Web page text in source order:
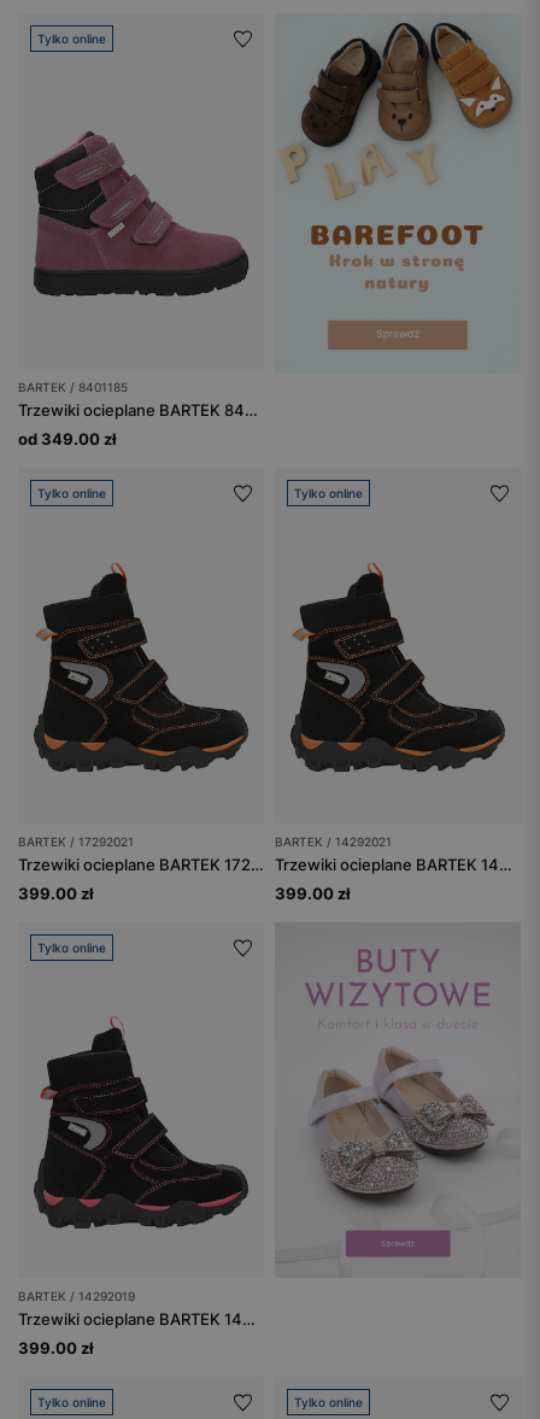
Tylko online
BARTEK / 8401185
Trzewiki ocieplane BARTEK 84011-85, dla dziewcząt, różowo-czarne
od 349.00 zł
Tylko online
BARTEK / 17292021
Trzewiki ocieplane BARTEK 17292021, czarno-pomarańczowe
399.00 zł
Tylko online
BARTEK / 14292021
Trzewiki ocieplane BARTEK 14292021, czarno-pomarańczowe
399.00 zł
Tylko online
BARTEK / 14292019
Trzewiki ocieplane BARTEK 14292019, dla dziewcząt, czarno-różowe
399.00 zł
Tylko online Tylko online